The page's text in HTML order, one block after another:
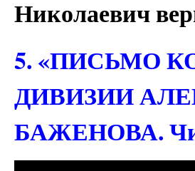
Николаевич
5. «ПИСЬМО
ДИВИЗИИ
БАЖЕНОВА.